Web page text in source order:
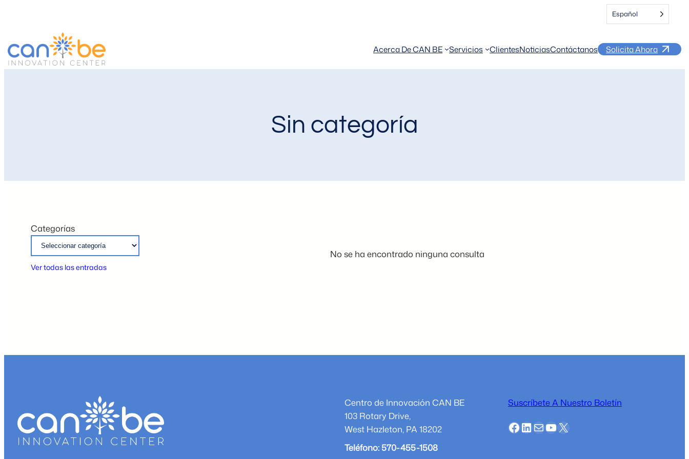
Español
Acerca De CAN BE Servicios ClientesNoticiasContáctanos Solicita Ahora
Sin categoría
Categorías
Ver todas las entradas
No se ha encontrado ninguna consulta
Centro de Innovación CAN BE
103 Rotary Drive,
West Hazleton, PA 18202
Teléfono: 570-455-1508
Suscríbete A Nuestro Boletín
Facebook
LinkedIn
Correo
YouTube
X